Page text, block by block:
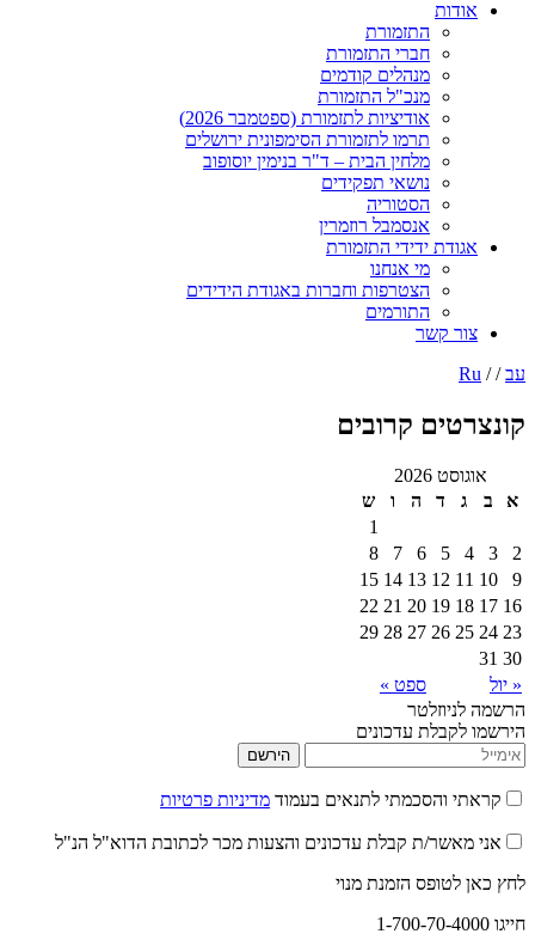
התזמורת
חברי התזמורת
מנהלים קודמים
מנכ"ל התזמורת
אודיציות לתזמורת (ספטמבר 2026)
תרמו לתזמורת הסימפונית ירושלים
מלחין הבית – ד"ר בנימין יוסופוב
נושאי תפקידים
הסטוריה
אנסמבל רוזמרין
ידידי התזמורת
מי אנחנו
הצטרפות וחברות באגודת הידידים
התורמים
קשר
קרובים
ד ה ו
ש
5
6
7
8
12
13
14
15
19
20
21
22
26
27
28
29
ספט »
עדכונים
והסכמתי לתנאים בעמודמדיניות פרטיות
ת קבלת עדכונים והצעות מכר לכתובת הדוא"ל הנ"ל
הזמנת מנוי